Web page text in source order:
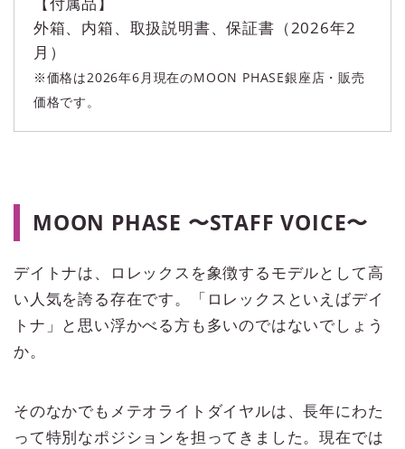
外箱、内箱、取扱説明書、保証書（2026年2
月）
※価格は2026年6月現在のMOON PHASE銀座店・販売
価格です。
MOON PHASE 〜STAFF VOICE〜
デイトナは、ロレックスを象徴するモデルとして高
い人気を誇る存在です。「ロレックスといえばデイ
トナ」と思い浮かべる方も多いのではないでしょう
か。
そのなかでもメテオライトダイヤルは、長年にわた
って特別なポジションを担ってきました。現在では